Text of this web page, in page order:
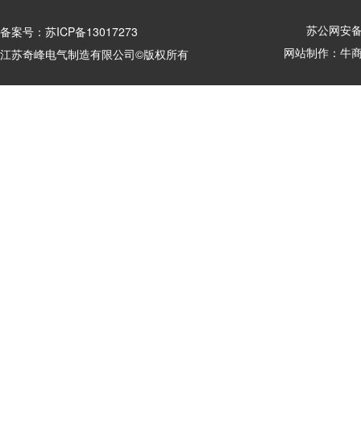
备案号： 苏ICP备13017273
苏公网安
网站制作： 牛
江苏奇峰电气制造有限公司©版权所有